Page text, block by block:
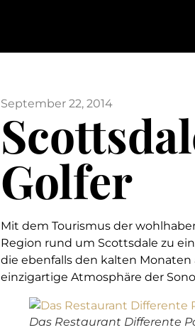
September 22, 2014
Golfer
Mit dem Tourismus der
Region rund um Scottsdale zu
die ebenfalls den kalten
einzigartige Atmosphäre der
Das Restaurant Differente